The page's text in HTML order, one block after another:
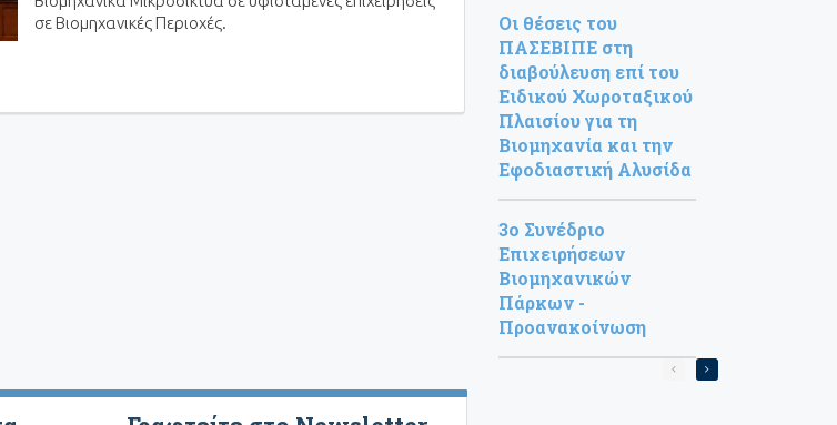
σε Βιομηχανικές Περιοχές.
Οι θέσεις του
ΠΑΣΕΒΙΠΕ στη
διαβούλευση επί του
Ειδικού Χωροταξικού
Πλαισίου για τη
Βιομηχανία και την
Εφοδιαστική Αλυσίδα
3ο Συνέδριο
Επιχειρήσεων
Βιομηχανικών
Πάρκων -
Προανακοίνωση
Σελιδοποίηση
Next